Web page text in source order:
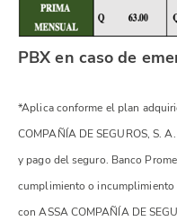
PBX en caso de
*Aplica conforme el plan
COMPAÑÍA DE SEGUROS, S.
y pago del seguro. Banco
cumplimiento o
con ASSA COMPAÑÍA DE